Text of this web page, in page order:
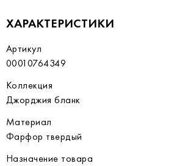
ХАРАКТЕРИСТИКИ
Артикул
00010764349
Коллекция
Джорджия бланк
Материал
Фарфор твердый
Назначение товара